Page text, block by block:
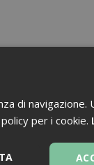
di navigazione.
per i cookie.